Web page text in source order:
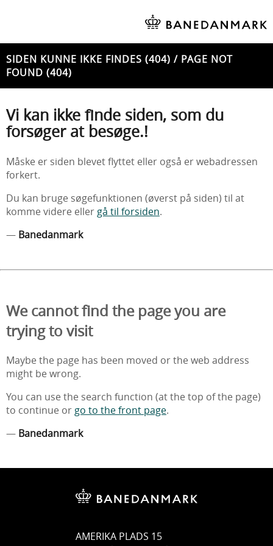
SIDEN KUNNE IKKE FINDES (404) / PAGE NOT
FOUND (404)
Vi kan ikke finde siden, som du
forsøger at besøge.!
Måske er siden blevet flyttet eller også er webadressen
forkert.
Du kan bruge søgefunktionen (øverst på siden) til at
komme videre eller gå til forsiden.
— Banedanmark
We cannot find the page you are
trying to visit
Maybe the page has been moved or the web address
might be wrong.
You can use the search function (at the top of the page)
to continue or go to the front page.
— Banedanmark
AMERIKA PLADS 15